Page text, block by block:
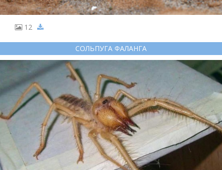
12
СОЛЬПУГА ФАЛАНГА